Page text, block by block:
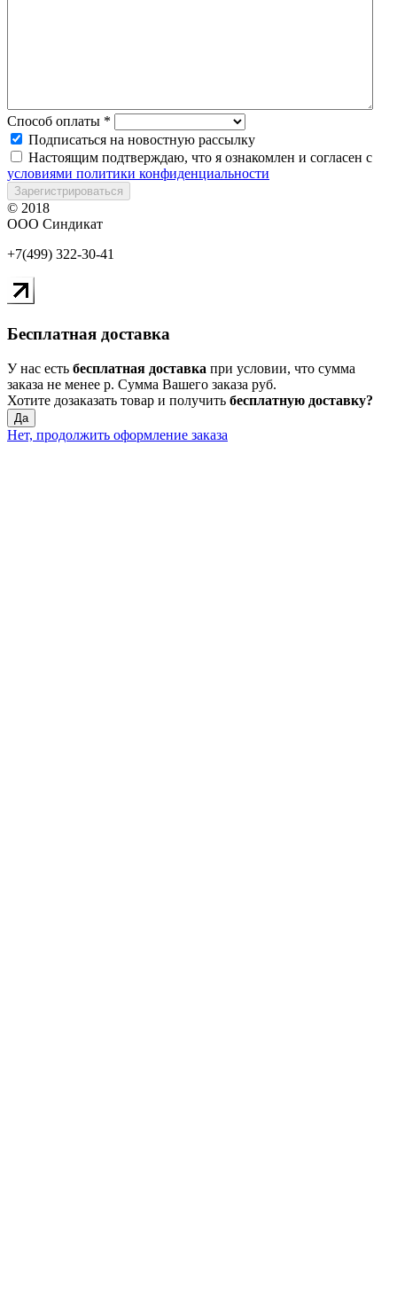
Способ оплаты *
Подписаться на новостную рассылку
Настоящим подтверждаю, что я ознакомлен и согласен с
условиями политики конфиденциальности
Зарегистрироваться
© 2018
ООО Синдикат
+7(499) 322-30-41
Бесплатная доставка
У нас есть бесплатная доставка при условии, что сумма
заказа не менее р. Сумма Вашего заказа руб.
Хотите дозаказать товар и получить бесплатную доставку?
Да
Нет, продолжить оформление заказа